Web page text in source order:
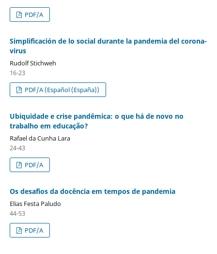
PDF/A
Simplificación de lo social durante la pandemia del corona-
virus
Rudolf Stichweh
16-23
PDF/A (Español (España))
Ubiquidade e crise pandêmica: o que há de novo no
trabalho em educação?
Rafael da Cunha Lara
24-43
PDF/A
Os desafios da docência em tempos de pandemia
Elias Festa Paludo
44-53
PDF/A